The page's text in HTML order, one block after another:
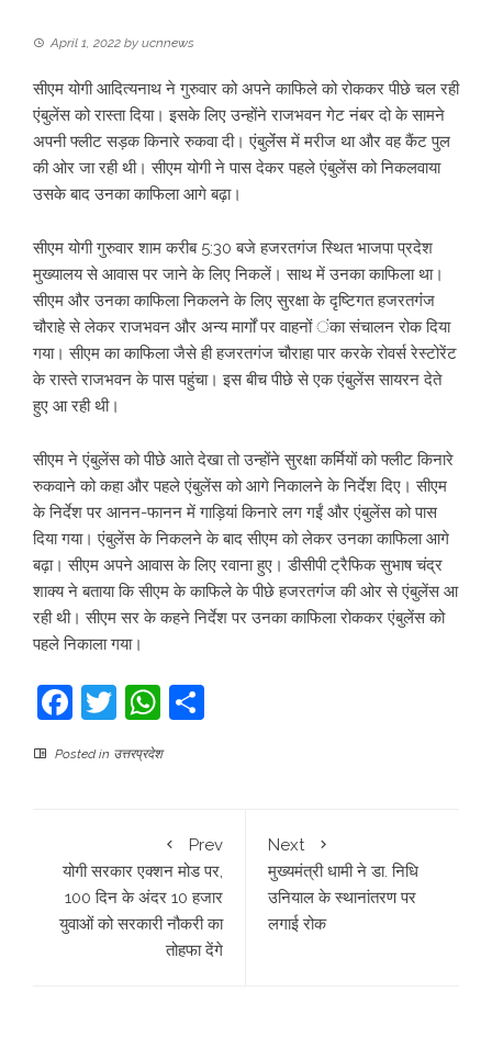
April 1, 2022 by ucnnews
सीएम योगी आदित्यनाथ ने गुरुवार को अपने काफिले को रोककर पीछे चल रही
एंबुलेंस को रास्ता दिया। इसके लिए उन्होंने राजभवन गेट नंबर दो के सामने
अपनी फ्लीट सड़क किनारे रुकवा दी। एंबुलेंंस में मरीज था और वह कैंट पुल
की ओर जा रही थी। सीएम योगी ने पास देकर पहले एंबुलेंस को निकलवाया
उसके बाद उनका काफिला आगे बढ़ा।
सीएम योगी गुरुवार शाम करीब 5:30 बजे हजरतगंज स्थित भाजपा प्रदेश
मुख्यालय से आवास पर जाने के लिए निकलें। साथ में उनका काफिला था।
सीएम और उनका काफिला निकलने के लिए सुरक्षा के दृष्टिगत हजरतगंंज
चौराहे से लेकर राजभवन और अन्य मार्गों पर वाहनों ंका संचालन रोक दिया
गया। सीएम का काफिला जैसे ही हजरतगंज चौराहा पार करके रोवर्स रेस्टोरेंट
के रास्ते राजभवन के पास पहुंचा। इस बीच पीछे से एक एंबुलेंस सायरन देते
हुए आ रही थी।
सीएम ने एंबुलेंस को पीछे आते देखा तो उन्होंने सुरक्षा कर्मियों को फ्लीट किनारे
रुकवाने को कहा और पहले एंबुलेंस को आगे निकालने के निर्देश दिए। सीएम
के निर्देश पर आनन-फानन में गाड़ियां किनारे लग गईं और एंबुलेंस को पास
दिया गया। एंबुलेंस के निकलने के बाद सीएम को लेकर उनका काफिला आगे
बढ़ा। सीएम अपने आवास के लिए रवाना हुए। डीसीपी ट्रैफिक सुभाष चंद्र
शाक्य ने बताया कि सीएम के काफिले के पीछे हजरतगंंज की ओर से एंबुलेंस आ
रही थी। सीएम सर के कहने निर्देश पर उनका काफिला रोककर एंबुलेंस को
पहले निकाला गया।
Facebook
TwitterWhatsApp
Posted in उत्तरप्रदेश
Prev
योगी सरकार एक्शन मोड पर,
100 दिन के अंदर 10 हजार
युवाओं को सरकारी नौकरी का
तोहफा देंगे
Next
मुख्‍यमंत्री धामी ने डा. निधि
उनियाल के स्‍थानांतरण पर
लगाई रोक